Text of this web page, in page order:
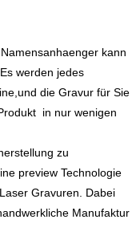
kann
Es werden jedes
die Gravur für Sie
in nur wenigen
zu
preview Technologie
Gravuren. Dabei
Manufaktur